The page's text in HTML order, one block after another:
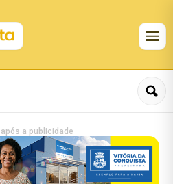
a publicidade